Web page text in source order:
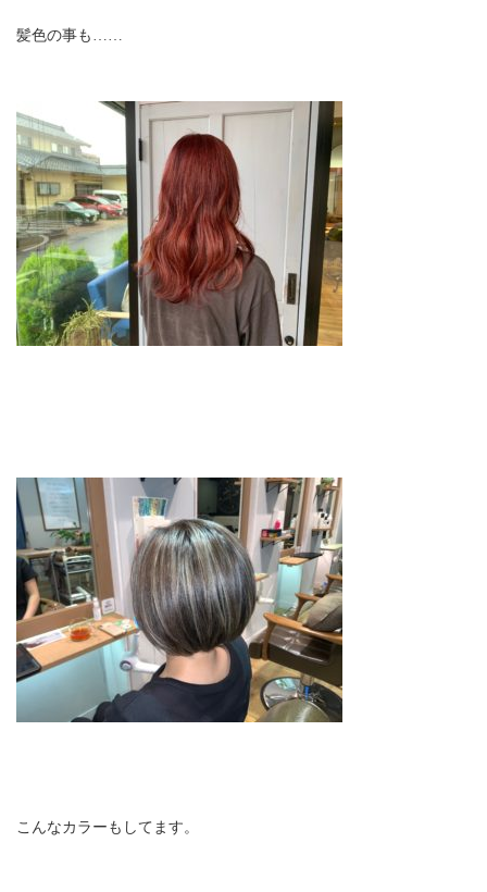
髪色の事も……
こんなカラーもしてます。